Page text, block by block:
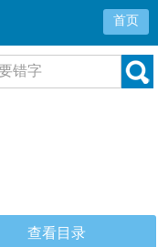
首页
查看目录